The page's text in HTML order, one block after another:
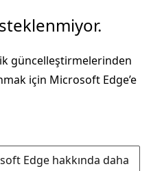
güncelleştirmelerinden
için Microsoft Edge’e
Edge hakkında daha